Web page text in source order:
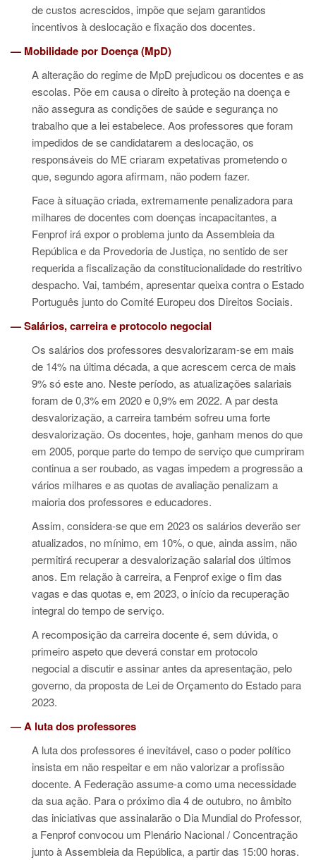
de custos acrescidos, impõe que sejam garantidos
incentivos à deslocação e fixação dos docentes.
— Mobilidade por Doença (MpD)
A alteração do regime de MpD prejudicou os docentes e as
escolas. Põe em causa o direito à proteção na doença e
não assegura as condições de saúde e segurança no
trabalho que a lei estabelece. Aos professores que foram
impedidos de se candidatarem a deslocação, os
responsáveis do ME criaram expetativas prometendo o
que, segundo agora afirmam, não podem fazer.
Face à situação criada, extremamente penalizadora para
milhares de docentes com doenças incapacitantes, a
Fenprof irá expor o problema junto da Assembleia da
República e da Provedoria de Justiça, no sentido de ser
requerida a fiscalização da constitucionalidade do restritivo
despacho. Vai, também, apresentar queixa contra o Estado
Português junto do Comité Europeu dos Direitos Sociais.
— Salários, carreira e protocolo negocial
Os salários dos professores desvalorizaram-se em mais
de 14% na última década, a que acrescem cerca de mais
9% só este ano. Neste período, as atualizações salariais
foram de 0,3% em 2020 e 0,9% em 2022. A par desta
desvalorização, a carreira também sofreu uma forte
desvalorização. Os docentes, hoje, ganham menos do que
em 2005, porque parte do tempo de serviço que cumpriram
continua a ser roubado, as vagas impedem a progressão a
vários milhares e as quotas de avaliação penalizam a
maioria dos professores e educadores.
Assim, considera-se que em 2023 os salários deverão ser
atualizados, no mínimo, em 10%, o que, ainda assim, não
permitirá recuperar a desvalorização salarial dos últimos
anos. Em relação à carreira, a Fenprof exige o fim das
vagas e das quotas e, em 2023, o início da recuperação
integral do tempo de serviço.
A recomposição da carreira docente é, sem dúvida, o
primeiro aspeto que deverá constar em protocolo
negocial a discutir e assinar antes da apresentação, pelo
governo, da proposta de Lei de Orçamento do Estado para
2023.
— A luta dos professores
A luta dos professores é inevitável, caso o poder político
insista em não respeitar e em não valorizar a profissão
docente. A Federação assume-a como uma necessidade
da sua ação. Para o próximo dia 4 de outubro, no âmbito
das iniciativas que assinalarão o Dia Mundial do Professor,
a Fenprof convocou um Plenário Nacional / Concentração
junto à Assembleia da República, a partir das 15:00 horas.